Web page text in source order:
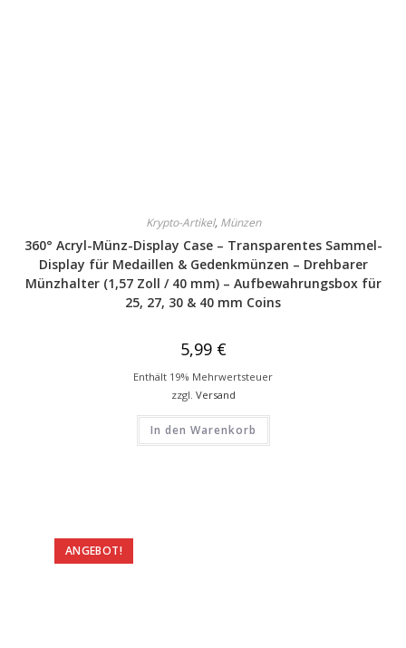
Krypto-Artikel, Münzen
360° Acryl-Münz-Display Case – Transparentes Sammel-
Display für Medaillen & Gedenkmünzen – Drehbarer
Münzhalter (1,57 Zoll / 40 mm) – Aufbewahrungsbox für
25, 27, 30 & 40 mm Coins
5,99 €
Enthält 19% Mehrwertsteuer
zzgl. Versand
In den Warenkorb
ANGEBOT!